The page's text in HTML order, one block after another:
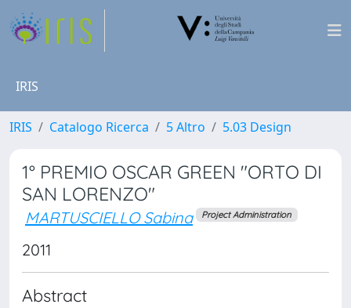
IRIS
IRIS Catalogo Ricerca 5 Altro 5.03 Design
1° PREMIO OSCAR GREEN "ORTO DI
SAN LORENZO"
MARTUSCIELLO Sabina Project Administration
2011
Abstract